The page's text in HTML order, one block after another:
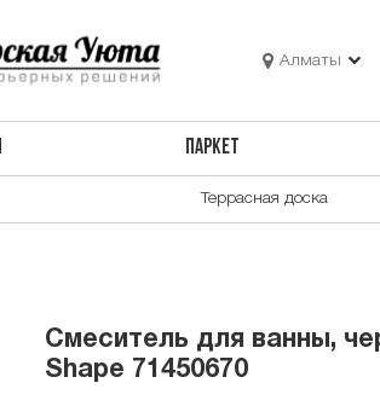
Алматы
ПАРКЕТ
Террасная доска
Смеситель для ванны,
Shape 71450670